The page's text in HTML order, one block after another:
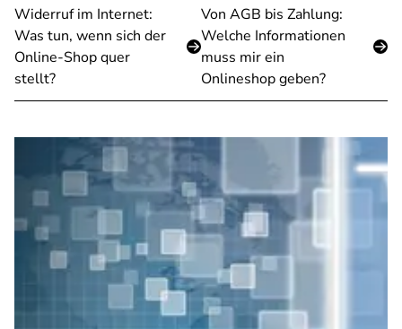
Widerruf im Internet:
Was tun, wenn sich der
Online-Shop quer
stellt?
Von AGB bis Zahlung:
Welche Informationen
muss mir ein
Onlineshop geben?